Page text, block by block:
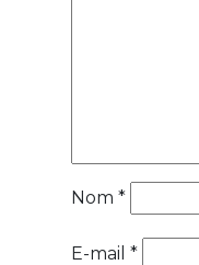
Nom *
E-mail *